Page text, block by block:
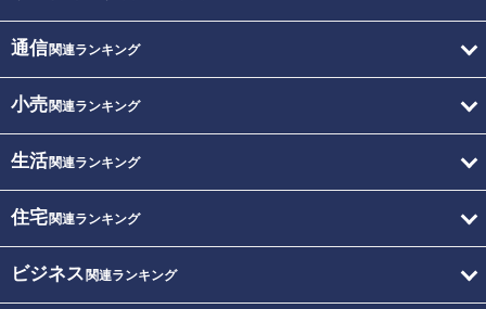
通信関連ランキング
小売関連ランキング
生活関連ランキング
住宅関連ランキング
ビジネス 関連ランキング